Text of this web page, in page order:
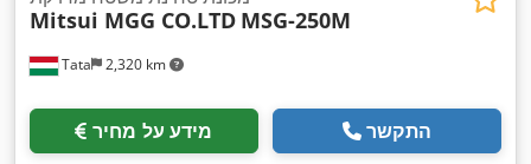
Tata 2,320 km
Mitsui MGG CO.LTD MSG-250M
מידע על מחיר התקשר